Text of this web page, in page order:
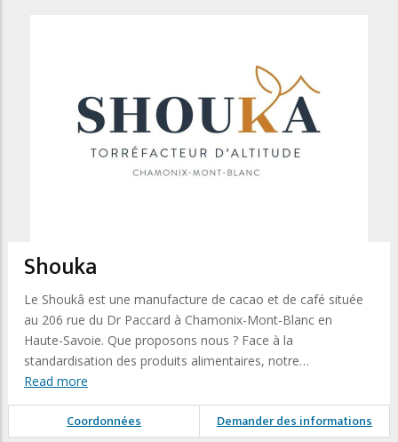
Shouka
Le Shoukâ est une manufacture de cacao et de café située
au 206 rue du Dr Paccard à Chamonix-Mont-Blanc en
Haute-Savoie. Que proposons nous ? Face à la
standardisation des produits alimentaires, notre…
Read more
Coordonnées Demander des informations